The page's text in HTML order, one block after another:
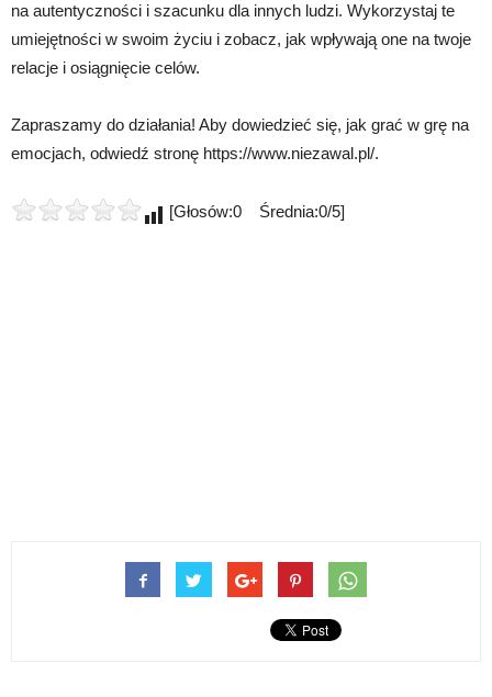
na autentyczności i szacunku dla innych ludzi. Wykorzystaj te
umiejętności w swoim życiu i zobacz, jak wpływają one na twoje
relacje i osiągnięcie celów.
Zapraszamy do działania! Aby dowiedzieć się, jak grać w grę na
emocjach, odwiedź stronę https://www.niezawal.pl/.
[Głosów:0 Średnia:0/5]